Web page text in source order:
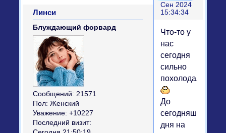
Сен 2024
15:34:34
Линси
Блуждающий форвард
Сообщений: 21571
Пол: Женский
Уважение: +10227
Последний визит:
Что-то у
нас
сегодня
сильно
похолодало...
До
сегодняшнего
дня на